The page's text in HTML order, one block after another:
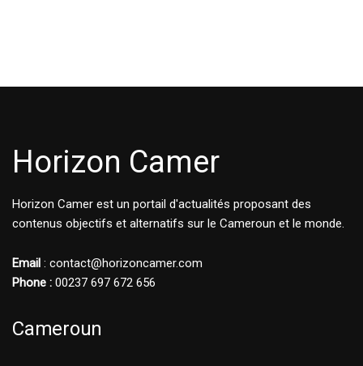
Horizon Camer
Horizon Camer est un portail d'actualités proposant des
contenus objectifs et alternatifs sur le Cameroun et le monde.
Email : contact@horizoncamer.com
Phone : 00237 697 672 656
Cameroun